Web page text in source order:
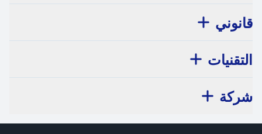
قانوني
التقنيات
شركة